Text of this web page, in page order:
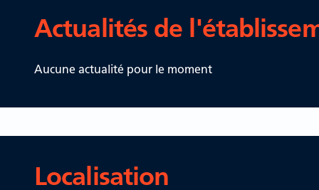
Actualités de
Aucune actualité pour le moment
Localisation